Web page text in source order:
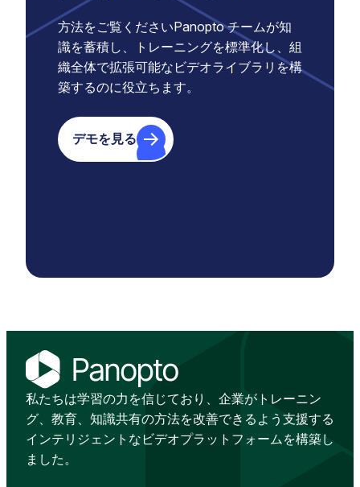
方法をご覧くださいPanopto チームが知
識を蓄積し、トレーニングを標準化し、組
織全体で拡張可能なビデオライブラリを構
築するのに役立ちます。
デモを見る
私たちは学習の力を信じており、企業がトレーニン
グ、教育、知識共有の方法を改善できるよう支援する
インテリジェントなビデオプラットフォームを構築し
ました。